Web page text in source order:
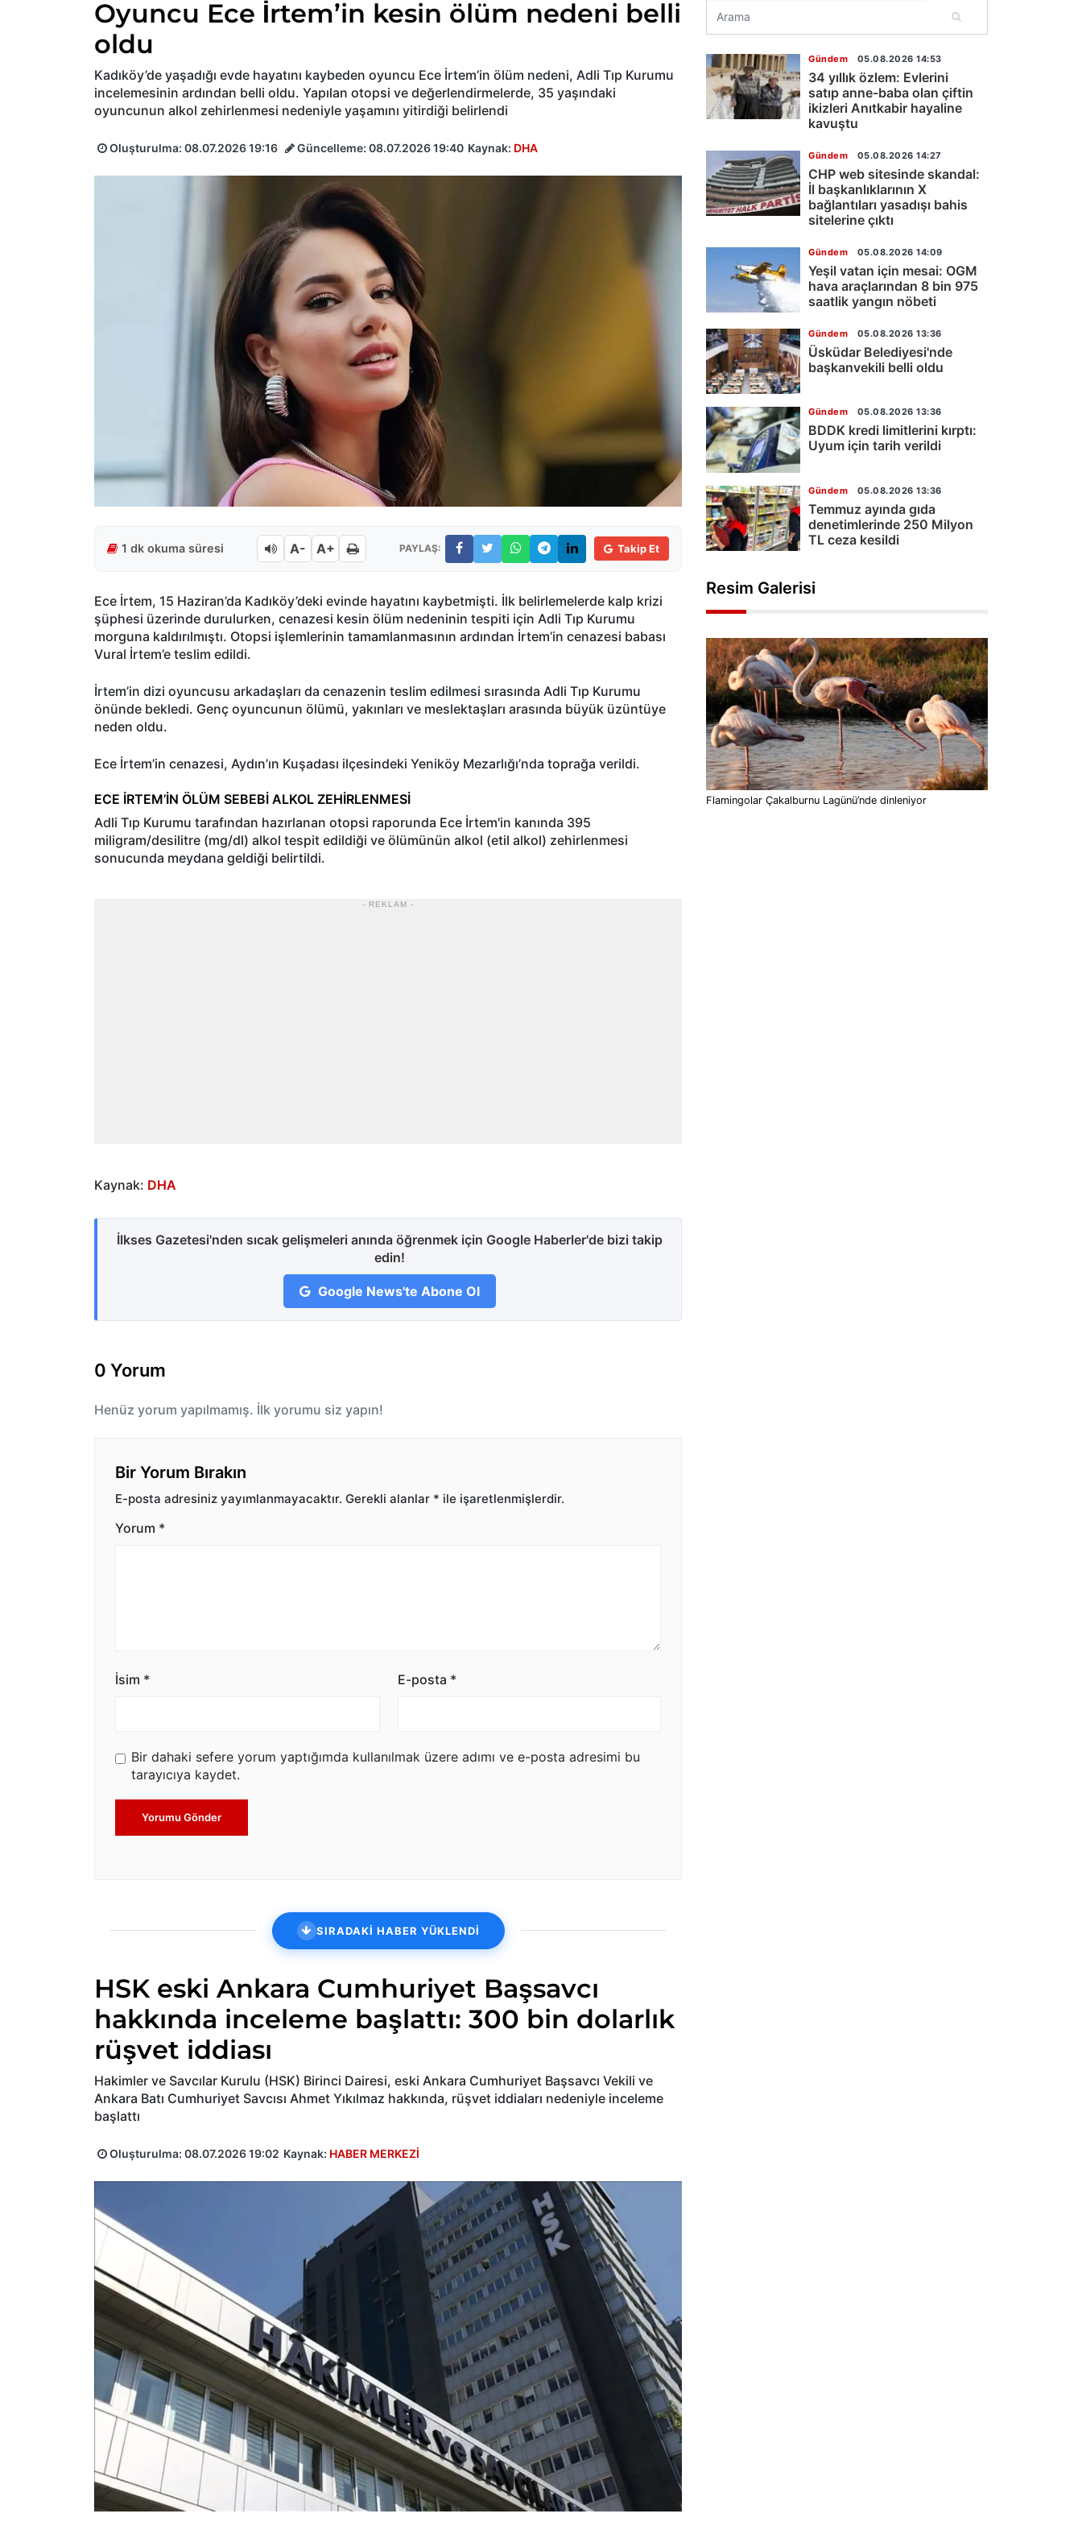
Oyuncu Ece İrtem’in kesin ölüm nedeni belli
oldu
Kadıköy’de yaşadığı evde hayatını kaybeden oyuncu Ece İrtem’in ölüm nedeni, Adli Tıp Kurumu
incelemesinin ardından belli oldu. Yapılan otopsi ve değerlendirmelerde, 35 yaşındaki
oyuncunun alkol zehirlenmesi nedeniyle yaşamını yitirdiği belirlendi
Oluşturulma: 08.07.2026 19:16 Güncelleme: 08.07.2026 19:40 Kaynak: DHA
1 dk okuma süresi A- A+ PAYLAŞ: Takip Et
Ece İrtem, 15 Haziran’da Kadıköy’deki evinde hayatını kaybetmişti. İlk belirlemelerde kalp krizi
şüphesi üzerinde durulurken, cenazesi kesin ölüm nedeninin tespiti için Adli Tıp Kurumu
morguna kaldırılmıştı. Otopsi işlemlerinin tamamlanmasının ardından İrtem’in cenazesi babası
Vural İrtem’e teslim edildi.
İrtem’in dizi oyuncusu arkadaşları da cenazenin teslim edilmesi sırasında Adli Tıp Kurumu
önünde bekledi. Genç oyuncunun ölümü, yakınları ve meslektaşları arasında büyük üzüntüye
neden oldu.
Ece İrtem’in cenazesi, Aydın’ın Kuşadası ilçesindeki Yeniköy Mezarlığı’nda toprağa verildi.
ECE İRTEM’İN ÖLÜM SEBEBİ ALKOL ZEHİRLENMESİ
Adli Tıp Kurumu tarafından hazırlanan otopsi raporunda Ece İrtem'in kanında 395
miligram/desilitre (mg/dl) alkol tespit edildiği ve ölümünün alkol (etil alkol) zehirlenmesi
sonucunda meydana geldiği belirtildi.
- REKLAM -
Kaynak: DHA
İlkses Gazetesi'nden sıcak gelişmeleri anında öğrenmek için Google Haberler'de bizi takip
edin!
Google News'te Abone Ol
0 Yorum
Henüz yorum yapılmamış. İlk yorumu siz yapın!
Bir Yorum Bırakın
E-posta adresiniz yayımlanmayacaktır. Gerekli alanlar * ile işaretlenmişlerdir.
Yorum *
İsim * E-posta *
Bir dahaki sefere yorum yaptığımda kullanılmak üzere adımı ve e-posta adresimi bu
tarayıcıya kaydet.
Yorumu Gönder
SIRADAKİ HABER YÜKLENDİ
HSK eski Ankara Cumhuriyet Başsavcı
hakkında inceleme başlattı: 300 bin dolarlık
rüşvet iddiası
Hakimler ve Savcılar Kurulu (HSK) Birinci Dairesi, eski Ankara Cumhuriyet Başsavcı Vekili ve
Ankara Batı Cumhuriyet Savcısı Ahmet Yıkılmaz hakkında, rüşvet iddiaları nedeniyle inceleme
başlattı
Oluşturulma: 08.07.2026 19:02 Kaynak: HABER MERKEZİ
Gündem 05.08.2026 14:53
34 yıllık özlem: Evlerini
satıp anne-baba olan çiftin
ikizleri Anıtkabir hayaline
kavuştu
Gündem 05.08.2026 14:27
CHP web sitesinde skandal:
İl başkanlıklarının X
bağlantıları yasadışı bahis
sitelerine çıktı
Gündem 05.08.2026 14:09
Yeşil vatan için mesai: OGM
hava araçlarından 8 bin 975
saatlik yangın nöbeti
Gündem 05.08.2026 13:36
Üsküdar Belediyesi'nde
başkanvekili belli oldu
Gündem 05.08.2026 13:36
BDDK kredi limitlerini kırptı:
Uyum için tarih verildi
Gündem 05.08.2026 13:36
Temmuz ayında gıda
denetimlerinde 250 Milyon
TL ceza kesildi
Resim Galerisi
Flamingolar Çakalburnu Lagünü’nde dinleniyor